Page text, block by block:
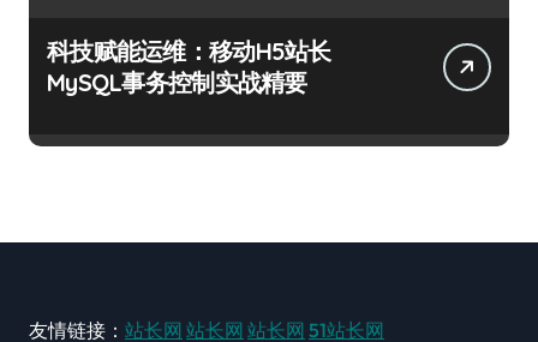
科技赋能运维：移动H5站长
MySQL事务控制实战精要
友情链接： 站长网 站长网 站长网 51站长网